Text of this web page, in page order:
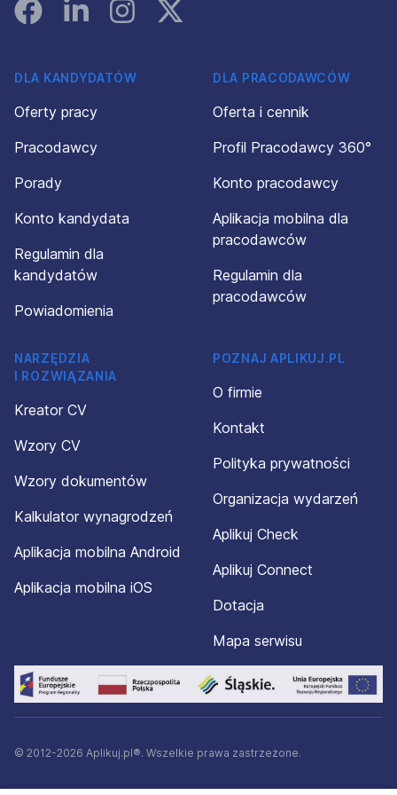
FacebookLinked InInstagramInstagram
DLA KANDYDATÓW
Oferty pracy
Pracodawcy
Porady
Konto kandydata
Regulamin dla
kandydatów
Powiadomienia
DLA PRACODAWCÓW
Oferta i cennik
Profil Pracodawcy 360°
Konto pracodawcy
Aplikacja mobilna dla
pracodawców
Regulamin dla
pracodawców
NARZĘDZIA
I ROZWIĄZANIA
Kreator CV
Wzory CV
Wzory dokumentów
Kalkulator wynagrodzeń
Aplikacja mobilna Android
Aplikacja mobilna iOS
POZNAJ APLIKUJ.PL
O firmie
Kontakt
Polityka prywatności
Organizacja wydarzeń
Aplikuj Check
Aplikuj Connect
Dotacja
Mapa serwisu
© 2012-2026 Aplikuj.pl®. Wszelkie prawa zastrzeżone.